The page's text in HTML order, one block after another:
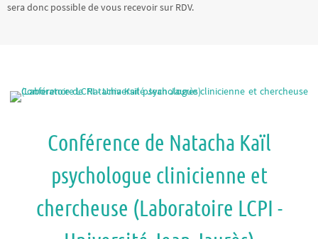
sera donc possible de vous recevoir sur RDV.
Conférence de Natacha Kaïl
psychologue clinicienne et
chercheuse (Laboratoire LCPI -